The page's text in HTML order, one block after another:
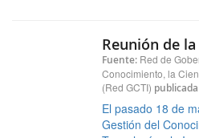
Reunión de la
Fuente: Red de
Conocimiento, la
(Red GCTI)
El pasado 18 de
Gestión del